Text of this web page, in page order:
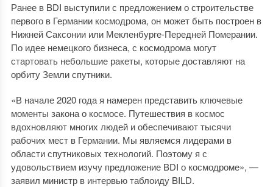
Ранее в BDI выступили с предложением о строительстве
первого в Германии космодрома, он может быть построен в
Нижней Саксонии или Мекленбурге-Передней Померании.
По идее немецкого бизнеса, с космодрома могут
стартовать небольшие ракеты, которые доставляют на
орбиту Земли спутники.
«В начале 2020 года я намерен представить ключевые
моменты закона о космосе. Путешествия в космос
вдохновляют многих людей и обеспечивают тысячи
рабочих мест в Германии. Мы являемся лидерами в
области спутниковых технологий. Поэтому я с
удовольствием изучу предложение BDI о космодроме», —
заявил министр в интервью таблоиду BILD.